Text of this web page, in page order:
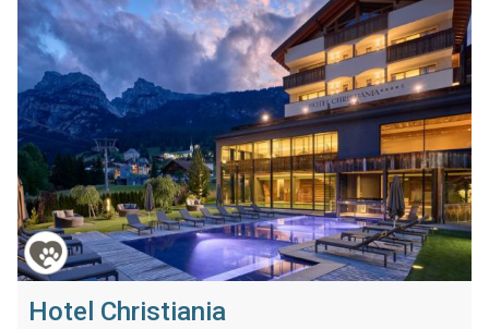
Hotel Christiania